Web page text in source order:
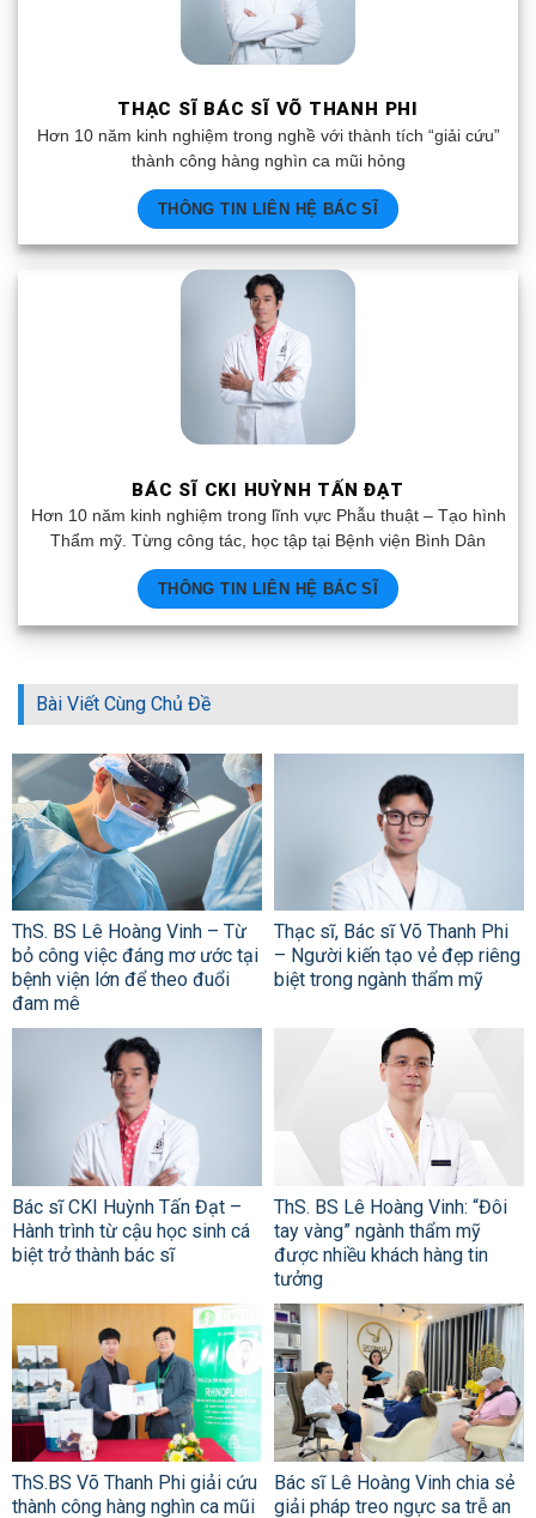
THẠC SĨ BÁC SĨ VÕ THANH PHI
Hơn 10 năm kinh nghiệm trong nghề với thành tích “giải cứu”
thành công hàng nghìn ca mũi hỏng
THÔNG TIN LIÊN HỆ BÁC SĨ
BÁC SĨ CKI HUỲNH TẤN ĐẠT
Hơn 10 năm kinh nghiệm trong lĩnh vực Phẫu thuật – Tạo hình
Thẩm mỹ. Từng công tác, học tập tại Bệnh viện Bình Dân
THÔNG TIN LIÊN HỆ BÁC SĨ
Bài Viết Cùng Chủ Đề
ThS. BS Lê Hoàng Vinh – Từ
bỏ công việc đáng mơ ước tại
bệnh viện lớn để theo đuổi
đam mê
Thạc sĩ, Bác sĩ Võ Thanh Phi
– Người kiến tạo vẻ đẹp riêng
biệt trong ngành thẩm mỹ
Bác sĩ CKI Huỳnh Tấn Đạt –
Hành trình từ cậu học sinh cá
biệt trở thành bác sĩ
ThS. BS Lê Hoàng Vinh: “Đôi
tay vàng” ngành thẩm mỹ
được nhiều khách hàng tin
tưởng
ThS.BS Võ Thanh Phi giải cứu
thành công hàng nghìn ca mũi
Bác sĩ Lê Hoàng Vinh chia sẻ
giải pháp treo ngực sa trễ an